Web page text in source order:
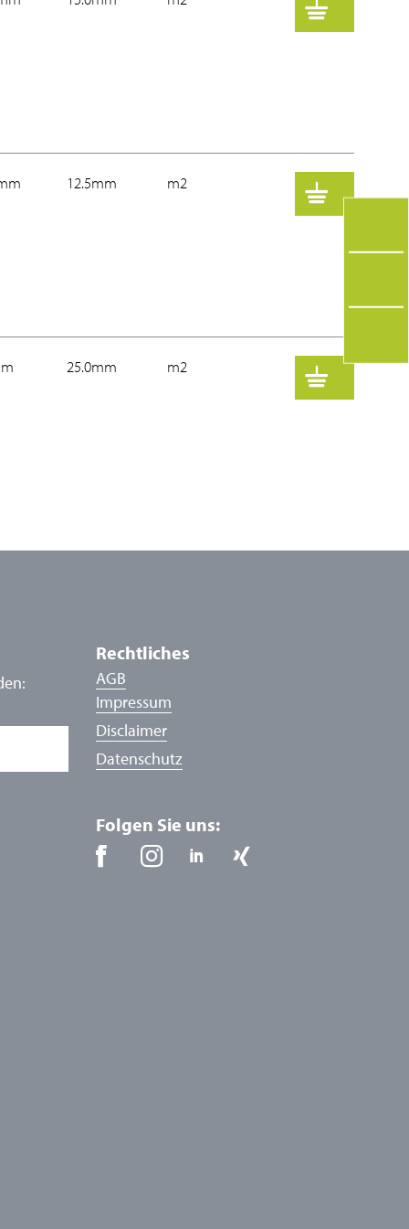
12.5mm m2
25.0mm m2
Rechtliches
AGB
Impressum
Disclaimer
Datenschutz
Folgen Sie uns: